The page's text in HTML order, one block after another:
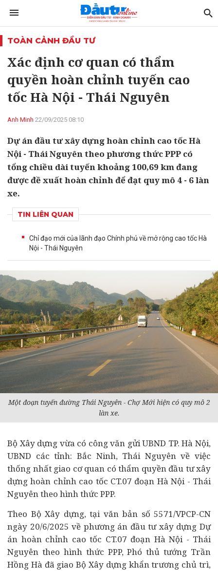
TOÀN CẢNH ĐẦU TƯ
Xác định cơ quan có thẩm
quyền hoàn chỉnh tuyến cao
tốc Hà Nội - Thái Nguyên
Anh Minh 22/09/2025 08:10
Dự án đầu tư xây dựng hoàn chỉnh cao tốc Hà
Nội - Thái Nguyên theo phương thức PPP có
tổng chiều dài tuyến khoảng 100,69 km đang
được đề xuất hoàn chỉnh để đạt quy mô 4 - 6 làn
xe.
TIN LIÊN QUAN
Chỉ đạo mới của lãnh đạo Chính phủ về mở rộng cao tốc Hà
Nội - Thái Nguyên
Một đoạn tuyến đường Thái Nguyên - Chợ Mới hiện có quy mô 2
làn xe.
Bộ Xây dựng vừa có công văn gửi UBND TP. Hà Nội,
UBND các tỉnh: Bắc Ninh, Thái Nguyên về việc
thống nhất giao cơ quan có thẩm quyền đầu tưxây
dựng hoàn chỉnh cao tốc CT.07 đoạn Hà Nội - Thái
Nguyên theo hình thức PPP.
Theo Bộ Xây dựng, tại văn bản số 5571/VPCP-CN
ngày 20/6/2025 về phương án đầu tư xây dựng Dự
án hoàn chỉnh cao tốc CT.07 đoạn Hà Nội - Thái
Nguyên theo hình thức PPP, Phó thủ tướng Trần
Hồng Hà đã giao Bộ Xây dựng khẩn trương chủ trì,